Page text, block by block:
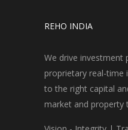
REHO INDIA
We drive investment
proprietary real-time
to the right capital
market and property